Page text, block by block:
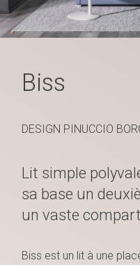
Biss
DESIGN PINUCCIO
Lit simple
sa base un
un vaste
Biss est un lit à une